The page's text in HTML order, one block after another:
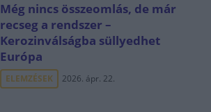
Még nincs összeomlás, de már
recseg a rendszer –
Kerozinválságba süllyedhet
Európa
ELEMZÉSEK 2026. ápr. 22.